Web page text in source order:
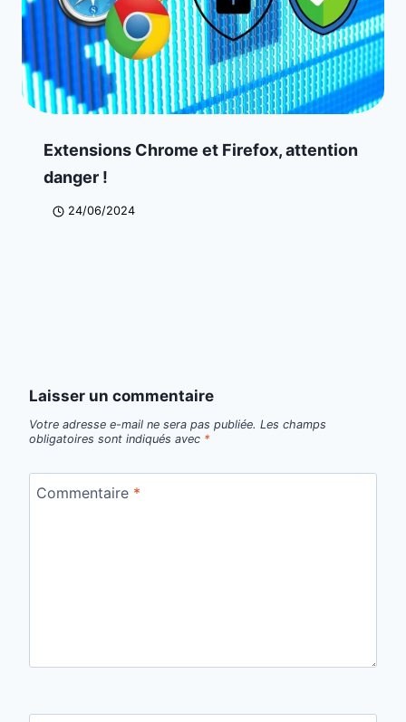
Extensions Chrome et Firefox, attention
danger !
24/06/2024
Laisser un commentaire
Votre adresse e-mail ne sera pas publiée. Les champs
obligatoires sont indiqués avec *
Commentaire *